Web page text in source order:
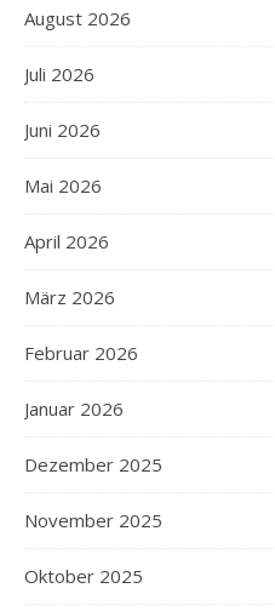
August 2026
Juli 2026
Juni 2026
Mai 2026
April 2026
März 2026
Februar 2026
Januar 2026
Dezember 2025
November 2025
Oktober 2025